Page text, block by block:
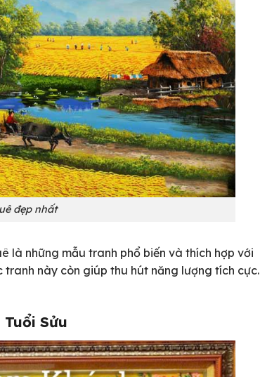
đẹp nhất
là những mẫu tranh phổ biến và thích hợp với
này còn giúp thu hút năng lượng tích cực.
Sửu